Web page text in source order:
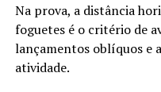
Na prova, a distância
foguetes é o critério de
lançamentos oblíquos e
atividade.